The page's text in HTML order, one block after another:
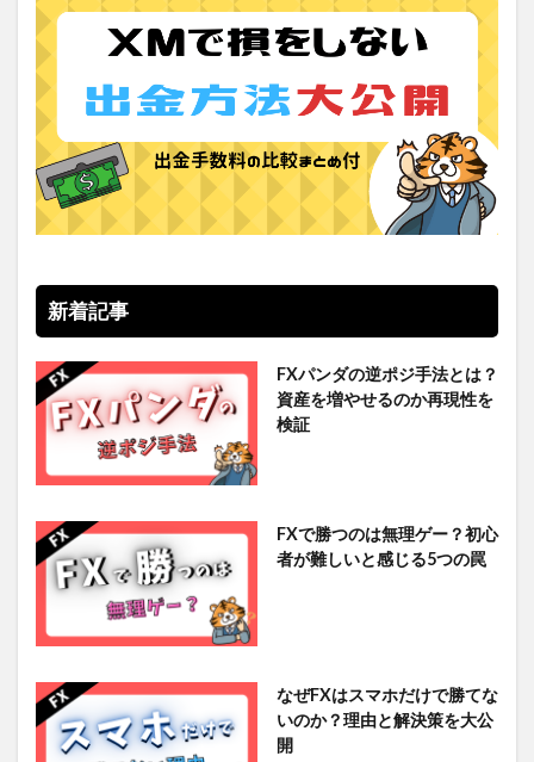
新着記事
FXパンダの逆ポジ手法とは？
資産を増やせるのか再現性を
検証
FXで勝つのは無理ゲー？初心
者が難しいと感じる5つの罠
なぜFXはスマホだけで勝てな
いのか？理由と解決策を大公
開